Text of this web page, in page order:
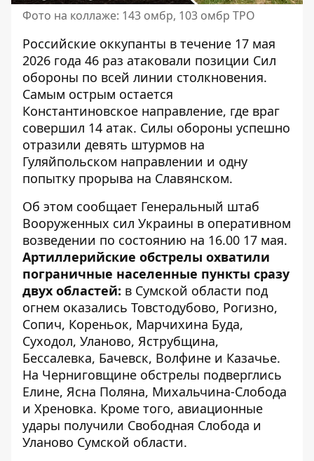
Фото на коллаже: 143 омбр, 103 омбр ТРО
Российские оккупанты в течение 17 мая
2026 года 46 раз атаковали позиции Сил
обороны по всей линии столкновения.
Самым острым остается
Константиновское направление, где враг
совершил 14 атак. Силы обороны успешно
отразили девять штурмов на
Гуляйпольском направлении и одну
попытку прорыва на Славянском.
Об этом сообщает Генеральный штаб
Вооруженных сил Украины в оперативном
возведении по состоянию на 16.00 17 мая.
Артиллерийские обстрелы охватили
пограничные населенные пункты сразу
двух областей: в Сумской области под
огнем оказались Товстодубово, Рогизно,
Сопич, Кореньок, Марчихина Буда,
Суходол, Уланово, Яструбщина,
Бессалевка, Бачевск, Волфине и Казачье.
На Черниговщине обстрелы подверглись
Елине, Ясна Поляна, Михальчина-Слобода
и Хреновка. Кроме того, авиационные
удары получили Свободная Слобода и
Уланово Сумской области.